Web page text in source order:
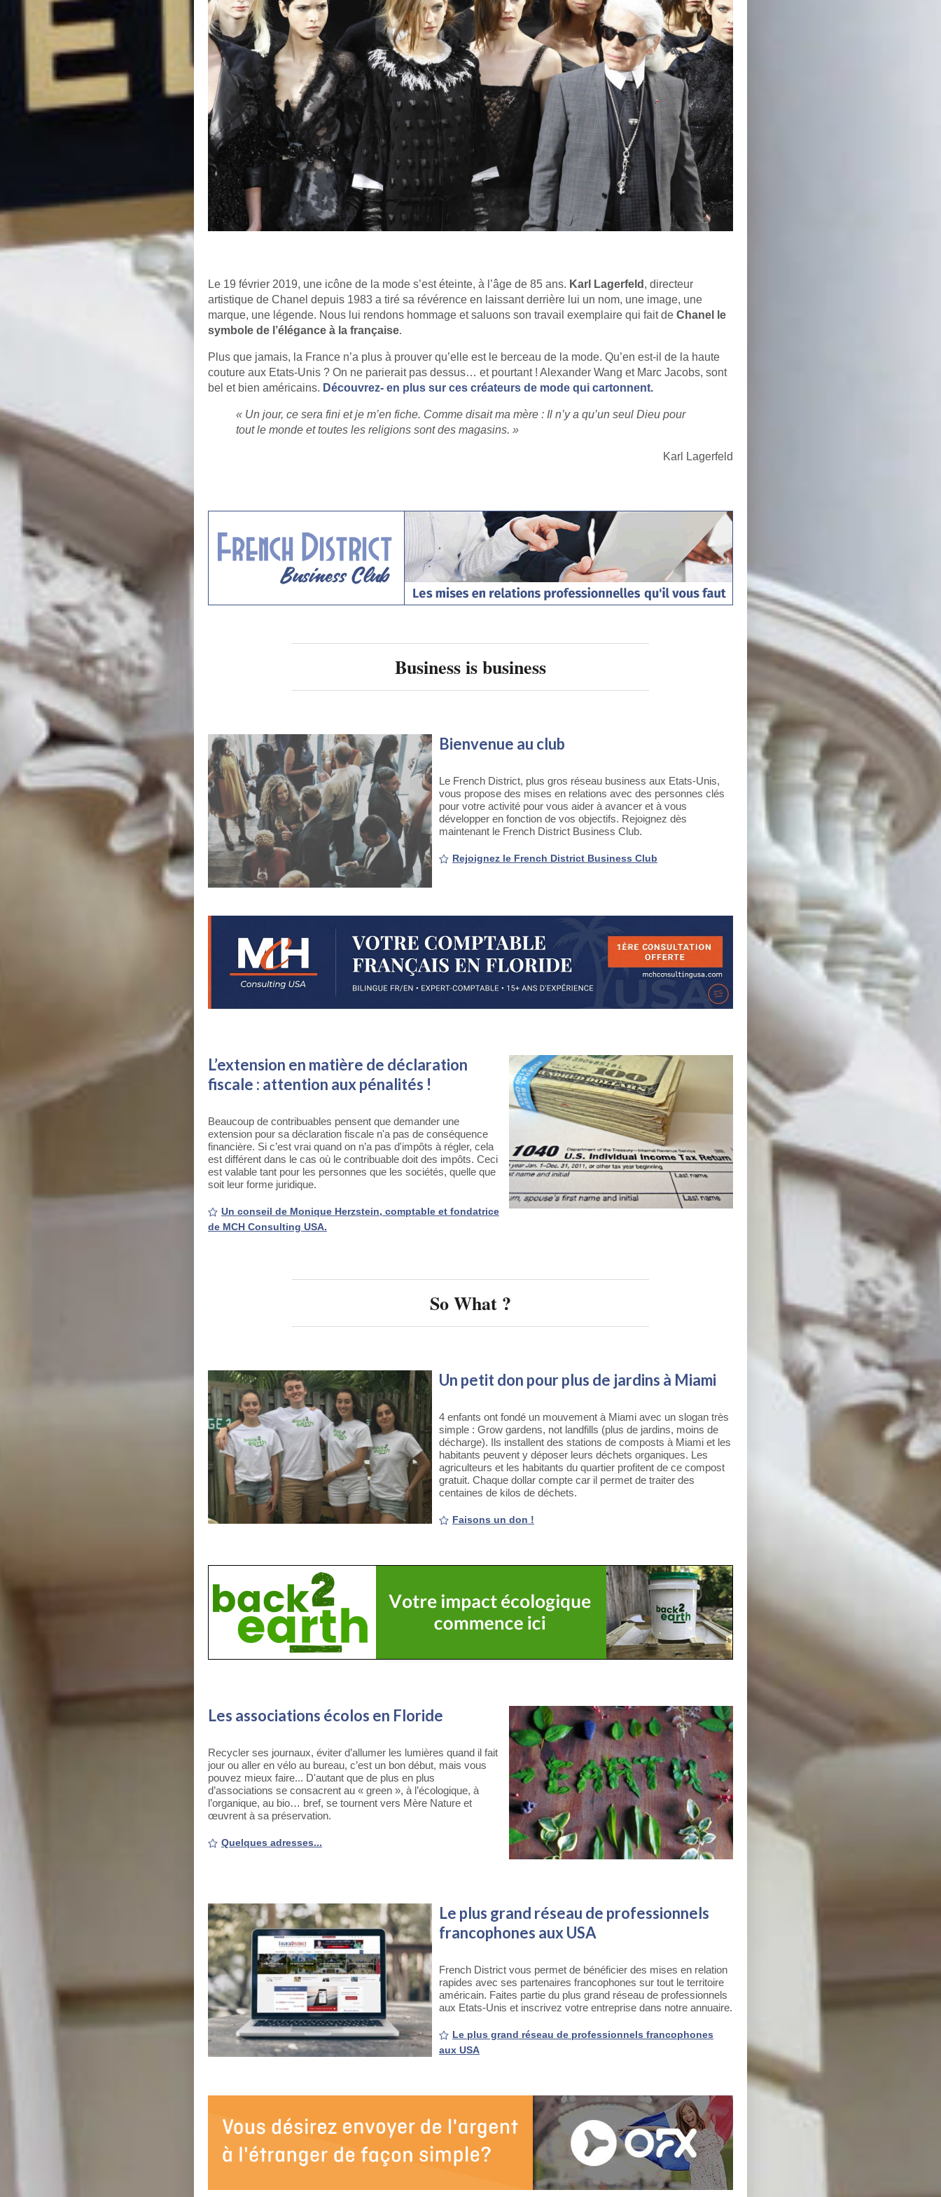
Le 19 février 2019, une icône de la mode s’est éteinte, à l’âge de 85 ans. Karl Lagerfeld , directeur
artistique de Chanel depuis 1983 a tiré sa révérence en laissant derrière lui un nom, une image, une
marque, une légende. Nous lui rendons hommage et saluons son travail exemplaire qui fait de Chanel le
symbole de l’élégance à la française.
Plus que jamais, la France n’a plus à prouver qu’elle est le berceau de la mode. Qu’en est-il de la haute
couture aux Etats-Unis ? On ne parierait pas dessus… et pourtant ! Alexander Wang et Marc Jacobs, sont
bel et bien américains. Découvrez- en plus sur ces créateurs de mode qui cartonnent.
« Un jour, ce sera fini et je m’en fiche. Comme disait ma mère : Il n’y a qu’un seul Dieu pour
tout le monde et toutes les religions sont des magasins. »
Karl Lagerfeld
Business is business
Bienvenue au club
Le French District, plus gros réseau business aux Etats-Unis,
vous propose des mises en relations avec des personnes clés
pour votre activité pour vous aider à avancer et à vous
développer en fonction de vos objectifs. Rejoignez dès
maintenant le French District Business Club.
Rejoignez le French District Business Club
L’extension en matière de déclaration
fiscale : attention aux pénalités !
Beaucoup de contribuables pensent que demander une
extension pour sa déclaration fiscale n'a pas de conséquence
financière. Si c’est vrai quand on n’a pas d'impôts à régler, cela
est différent dans le cas où le contribuable doit des impôts. Ceci
est valable tant pour les personnes que les sociétés, quelle que
soit leur forme juridique.
Un conseil de Monique Herzstein, comptable et fondatrice
de MCH Consulting USA.
So What ?
Un petit don pour plus de jardins à Miami
4 enfants ont fondé un mouvement à Miami avec un slogan très
simple : Grow gardens, not landfills (plus de jardins, moins de
décharge). Ils installent des stations de composts à Miami et les
habitants peuvent y déposer leurs déchets organiques. Les
agriculteurs et les habitants du quartier profitent de ce compost
gratuit. Chaque dollar compte car il permet de traiter des
centaines de kilos de déchets.
Faisons un don !
Les associations écolos en Floride
Recycler ses journaux, éviter d’allumer les lumières quand il fait
jour ou aller en vélo au bureau, c’est un bon début, mais vous
pouvez mieux faire... D'autant que de plus en plus
d’associations se consacrent au « green », à l’écologique, à
l’organique, au bio… bref, se tournent vers Mère Nature et
œuvrent à sa préservation.
Quelques adresses...
Le plus grand réseau de professionnels
francophones aux USA
French District vous permet de bénéficier des mises en relation
rapides avec ses partenaires francophones sur tout le territoire
américain. Faites partie du plus grand réseau de professionnels
aux Etats-Unis et inscrivez votre entreprise dans notre annuaire.
Le plus grand réseau de professionnels francophones
aux USA